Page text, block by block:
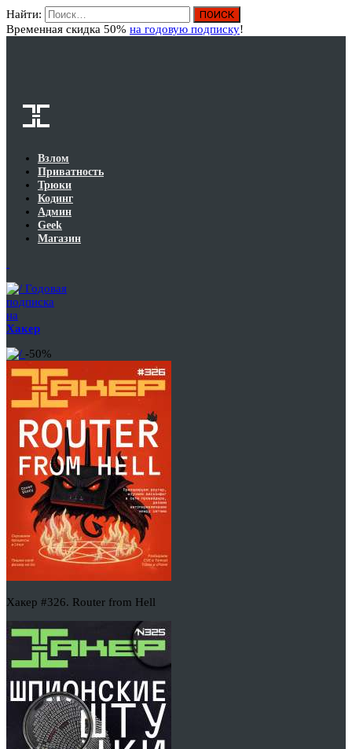
Найти:
Временная скидка 50% на годовую подписку!
Взлом
Приватность
Трюки
Кодинг
Админ
Geek
Магазин
Годовая
подписка
на
Хакер
-50%
Хакер #326. Router from Hell